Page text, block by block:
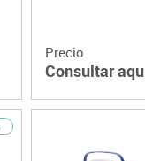
Precio
Consultar